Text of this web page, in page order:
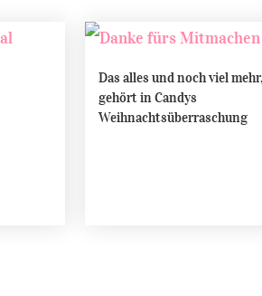
Das alles und noch viel mehr,
gehört in Candys
Weihnachtsüberraschung